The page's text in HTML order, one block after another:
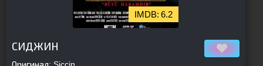
6.2
СИДЖИН